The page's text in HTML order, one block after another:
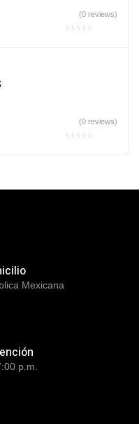
(0 reviews)
(0 reviews)
Mexicana
p.m.